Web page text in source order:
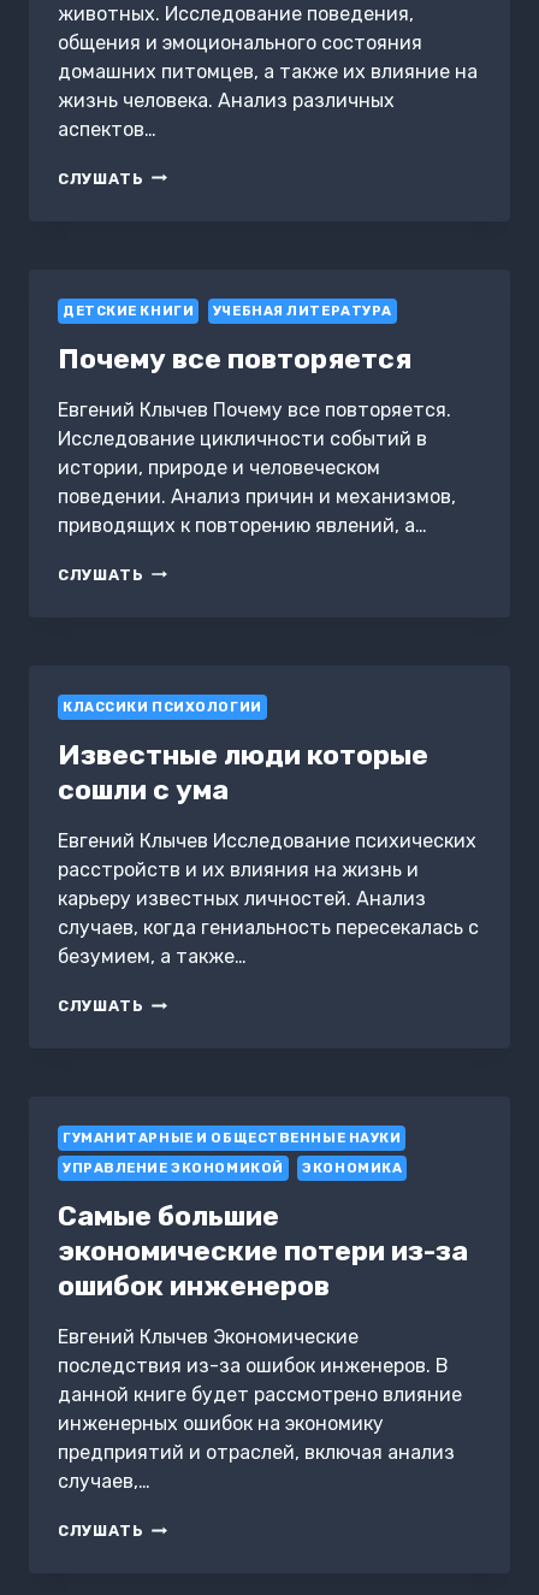
животных. Исследование поведения,
общения и эмоционального состояния
домашних питомцев, а также их влияние на
жизнь человека. Анализ различных
аспектов…
СЛУШАТЬ ТАЙНЫ
ДЕТСКИЕ КНИГИ УЧЕБНАЯ ЛИТЕРАТУРА
Почему все повторяется
Евгений Клычев Почему все повторяется.
Исследование цикличности событий в
истории, природе и человеческом
поведении. Анализ причин и механизмов,
приводящих к повторению явлений, а…
СЛУШАТЬ ПОЧЕМУ
КЛАССИКИ ПСИХОЛОГИИ
Известные люди которые
сошли с ума
Евгений Клычев Исследование психических
расстройств и их влияния на жизнь и
карьеру известных личностей. Анализ
случаев, когда гениальность пересекалась с
безумием, а также…
СЛУШАТЬ ИЗВЕСТНЫЕ
ГУМАНИТАРНЫЕ И ОБЩЕСТВЕННЫЕ НАУКИ
УПРАВЛЕНИЕ ЭКОНОМИКОЙ
ЭКОНОМИКА
Самые большие
экономические потери из-за
ошибок инженеров
Евгений Клычев Экономические
последствия из-за ошибок инженеров. В
данной книге будет рассмотрено влияние
инженерных ошибок на экономику
предприятий и отраслей, включая анализ
случаев,…
СЛУШАТЬ САМЫЕ